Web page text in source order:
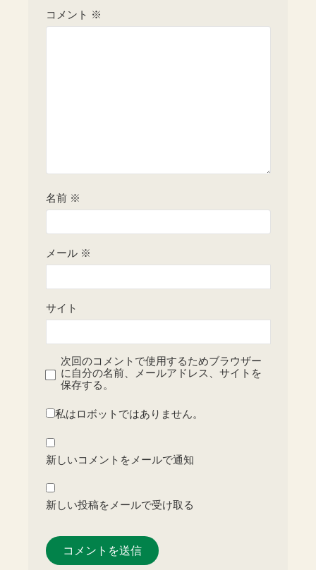
コメント ※
名前 ※
メール ※
サイト
次回のコメントで使用するためブラウザー
に自分の名前、メールアドレス、サイトを
保存する。
私はロボットではありません。
新しいコメントをメールで通知
新しい投稿をメールで受け取る